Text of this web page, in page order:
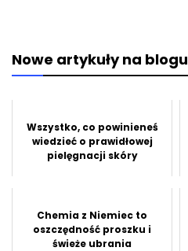
Nowe artykuły na blogu
Wszystko, co powinieneś
wiedzieć o prawidłowej
pielęgnacji skóry
Chemia z Niemiec to
oszczędność proszku i
świeże ubrania